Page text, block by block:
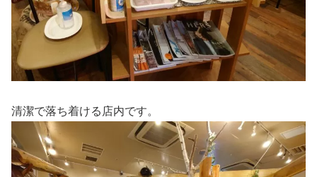
清潔で落ち着ける店内です。